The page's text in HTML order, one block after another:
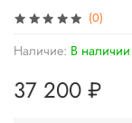
(0)
Наличие: В наличии
37 200 ₽